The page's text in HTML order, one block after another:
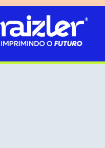
o
conteúdo